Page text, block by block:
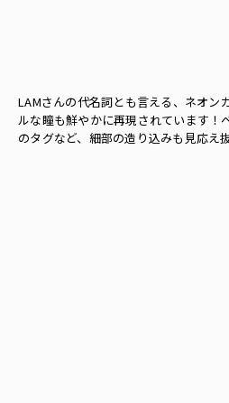
LAMさんの代名詞とも言える、ネオン
ルな瞳も鮮やかに再現されています！
のタグなど、細部の造り込みも見応え抜